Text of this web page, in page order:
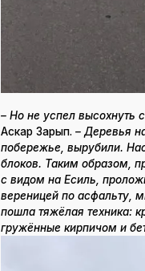
– Но не успел высохнуть
Аскар Зарып. – Деревья
побережье, вырубили.
блоков. Таким образом,
с видом на Есиль,
вереницей по асфальту,
пошла тяжёлая техника:
гружённые кирпичом и